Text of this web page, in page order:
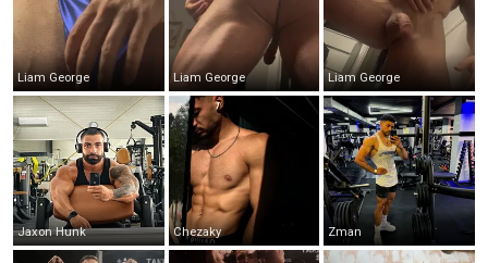
Liam George Liam George Liam George
Jaxon Hunk Chezaky Zman